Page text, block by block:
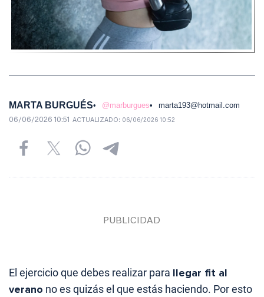
MARTA BURGUÉS @marburgues marta193@hotmail.com
06/06/2026 10:51 ACTUALIZADO: 06/06/2026 10:52
El ejercicio que debes realizar para llegar fit al
verano no es quizás el que estás haciendo. Por esto